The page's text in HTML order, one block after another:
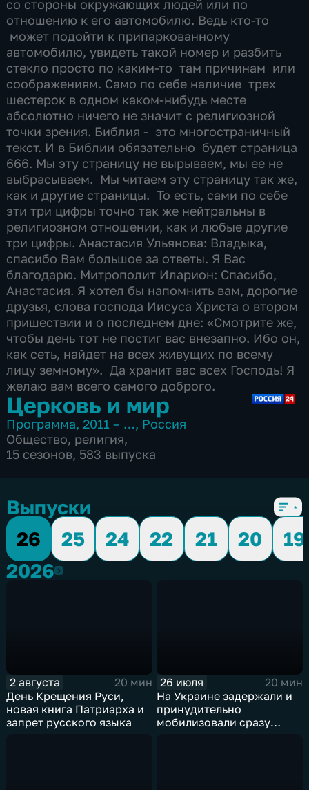
Церковь и мир
Программа, 2011 – …, Россия
Общество, религия,
15 сезонов, 583 выпуска
Выпуски
26
25 24 22 21 20
19
20262026
2 августа
20 мин
День Крещения Руси,
новая книга Патриарха и
запрет русского языка
26 июля
20 мин
На Украине задержали и
принудительно
мобилизовали сразу